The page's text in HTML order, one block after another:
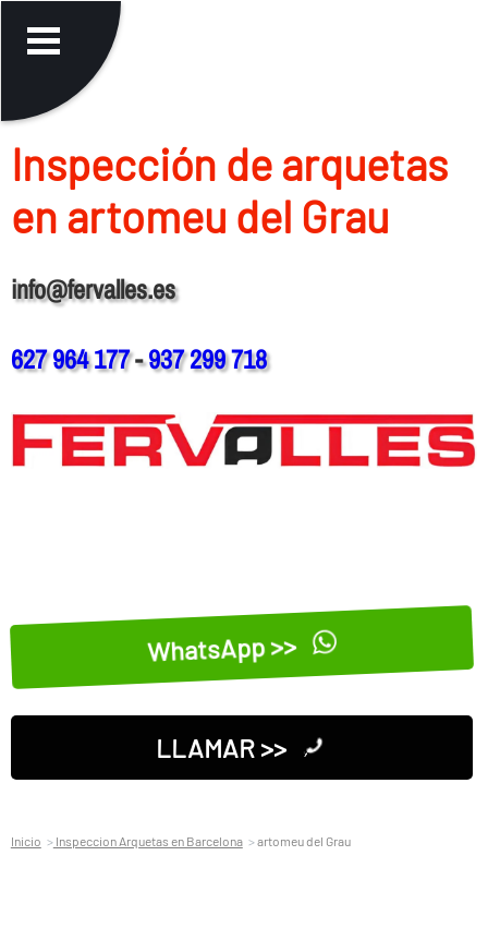
Inspección de arquetas
en artomeu del Grau
info@fervalles.es
627 964 177-937 299 718
WhatsApp >>
LLAMAR >>
Inicio Inspeccion Arquetas en Barcelona artomeu del Grau